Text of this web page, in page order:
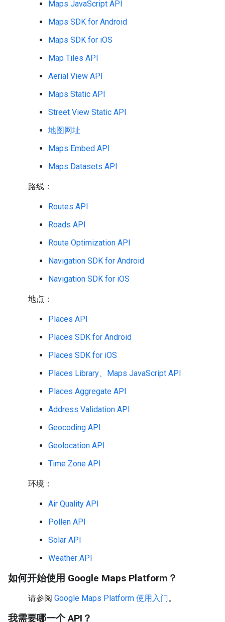
Maps JavaScript API
Maps SDK for Android
Maps SDK for iOS
Map Tiles API
Aerial View API
Maps Static API
Street View Static API
地图网址
Maps Embed API
Maps Datasets API
路线：
Routes API
Roads API
Route Optimization API
Navigation SDK for Android
Navigation SDK for iOS
地点：
Places API
Places SDK for Android
Places SDK for iOS
Places Library、Maps JavaScript API
Places Aggregate API
Address Validation API
Geocoding API
Geolocation API
Time Zone API
环境：
Air Quality API
Pollen API
Solar API
Weather API
如何开始使用 Google Maps Platform？
请参阅 Google Maps Platform 使用入门。
我需要哪一个 API？